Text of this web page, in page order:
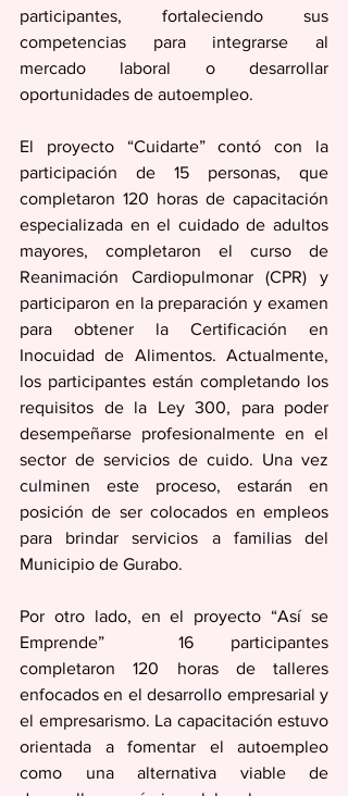
participantes, fortaleciendo sus
competencias para integrarse al
mercado laboral o desarrollar
oportunidades de autoempleo.
El proyecto “Cuidarte” contó con la
participación de 15 personas, que
completaron 120 horas de capacitación
especializada en el cuidado de adultos
mayores, completaron el curso de
Reanimación Cardiopulmonar (CPR) y
participaron en la preparación y examen
para obtener la Certificación en
Inocuidad de Alimentos. Actualmente,
los participantes están completando los
requisitos de la Ley 300, para poder
desempeñarse profesionalmente en el
sector de servicios de cuido. Una vez
culminen este proceso, estarán en
posición de ser colocados en empleos
para brindar servicios a familias del
Municipio de Gurabo.
Por otro lado, en el proyecto “Así se
Emprende”  16 participantes
completaron 120 horas de talleres
enfocados en el desarrollo empresarial y
el empresarismo. La capacitación estuvo
orientada a fomentar el autoempleo
como una alternativa viable de